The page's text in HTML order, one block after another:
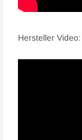
Hersteller